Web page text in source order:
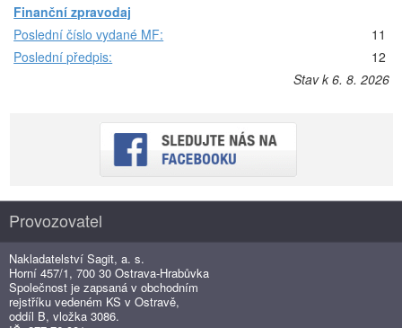
Finanční zpravodaj
Poslední číslo vydané MF:
11
Poslední předpis:
12
Stav k 6. 8. 2026
Provozovatel
Nakladatelství Sagit, a. s.
Horní 457/1, 700 30 Ostrava-Hrabůvka
Společnost je zapsaná v obchodním
rejstříku vedeném KS v Ostravě,
oddíl B, vložka 3086.